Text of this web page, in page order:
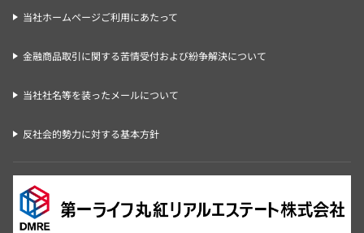
当社ホームページご利用にあたって
金融商品取引に関する苦情受付および紛争解決について
当社社名等を装ったメールについて
反社会的勢力に対する基本方針